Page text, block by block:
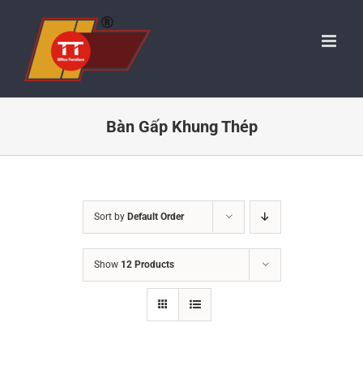
content
Bàn Gấp Khung Thép
Sort by Default Order
Show 12 Products